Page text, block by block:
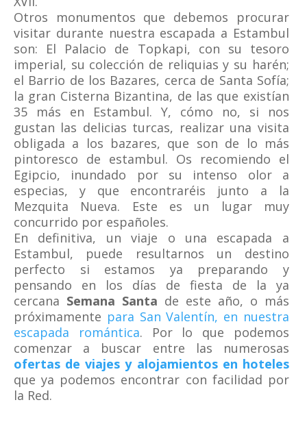
Otros monumentos que debemos procurar
visitar durante nuestra escapada a Estambul
son: El Palacio de Topkapi, con su tesoro
imperial, su colección de reliquias y su harén;
el Barrio de los Bazares, cerca de Santa Sofía;
la gran Cisterna Bizantina, de las que existían
35 más en Estambul. Y, cómo no, si nos
gustan las delicias turcas, realizar una visita
obligada a los bazares, que son de lo más
pintoresco de estambul. Os recomiendo el
Egipcio, inundado por su intenso olor a
especias, y que encontraréis junto a la
Mezquita Nueva. Este es un lugar muy
concurrido por españoles.
En definitiva, un viaje o una escapada a
Estambul, puede resultarnos un destino
perfecto si estamos ya preparando y
pensando en los días de fiesta de la ya
cercana Semana Santa de este año, o más
próximamente para San Valentín, en nuestra
escapada romántica. Por lo que podemos
comenzar a buscar entre las numerosas
ofertas de viajes y alojamientos en hoteles
que ya podemos encontrar con facilidad por
la Red.